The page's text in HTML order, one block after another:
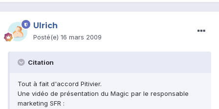
Ulrich
Posté(e) 16 mars 2009
Citation
Tout à fait d'accord Pitivier.
Une vidéo de présentation du Magic par le responsable
marketing SFR :